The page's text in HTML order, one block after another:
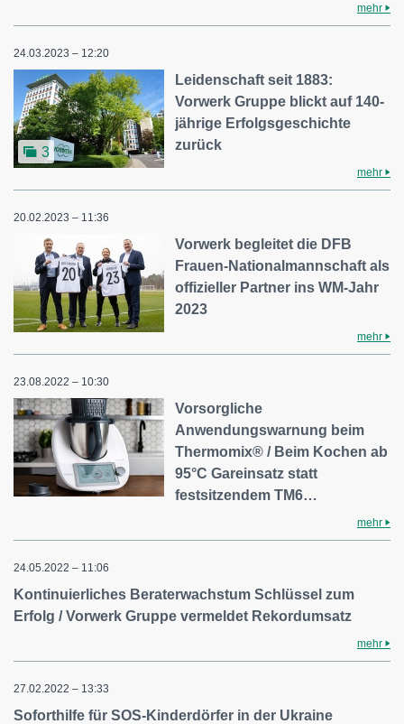
mehr
24.03.2023 – 12:20
3
Leidenschaft seit 1883:
Vorwerk Gruppe blickt auf 140-
jährige Erfolgsgeschichte
zurück
mehr
20.02.2023 – 11:36
Vorwerk begleitet die DFB
Frauen-Nationalmannschaft als
offizieller Partner ins WM-Jahr
2023
mehr
23.08.2022 – 10:30
Vorsorgliche
Anwendungswarnung beim
Thermomix® / Beim Kochen ab
95°C Gareinsatz statt
festsitzendem TM6…
mehr
24.05.2022 – 11:06
Kontinuierliches Beraterwachstum Schlüssel zum
Erfolg / Vorwerk Gruppe vermeldet Rekordumsatz
mehr
27.02.2022 – 13:33
Soforthilfe für SOS-Kinderdörfer in der Ukraine